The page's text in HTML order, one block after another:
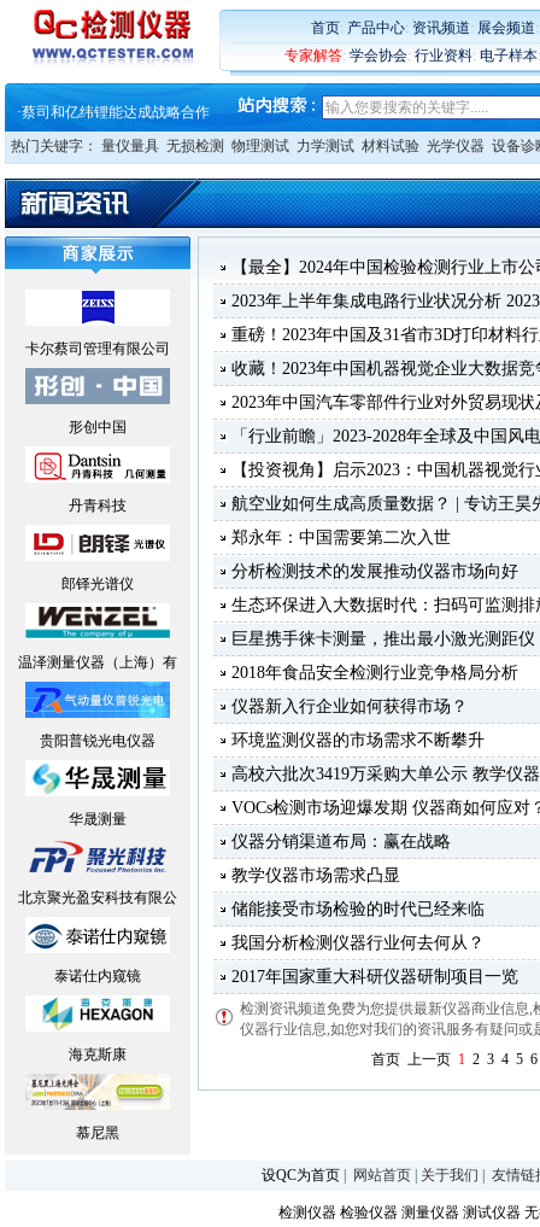
首页: 产品中心: 资讯频道: 展会频道
专家解答: 学会协会: 行业资料: 电子样本
蔡司软件 | 高效变形分析能
铸就AI服务器质量动脉 – 高
铸就AI服务器质量动脉 – 高
·ZEISS BOSELLO ADR 让内部缺
·蔡司和亿纬锂能达成战略合作
·大牌云集 买家升级 ——26
热门关键字： 量仪量具 无损检测 物理测试 力学测试 材料试验 光学仪器 设备诊
卡尔蔡司管理有限公司
形创中国
丹青科技
郎铎光谱仪
温泽测量仪器（上海）有
贵阳普锐光电仪器
华晟测量
北京聚光盈安科技有限公
泰诺仕内窥镜
海克斯康
慕尼黑
【最全】2024年中国检验检测行业上市
2023年上半年集成电路行业状况分析
重磅！2023年中国及31省市3D打印材料
收藏！2023年中国机器视觉企业大数据
2023年中国汽车零部件行业对外贸易现
「行业前瞻」2023-2028年全球及中国风
【投资视角】启示2023：中国机器视觉
航空业如何生成高质量数据？ | 专访王昊
郑永年：中国需要第二次入世
分析检测技术的发展推动仪器市场向好
生态环保进入大数据时代：扫码可监测排
巨星携手徕卡测量，推出最小激光测距仪
2018年食品安全检测行业竞争格局分析
仪器新入行企业如何获得市场？
环境监测仪器的市场需求不断攀升
高校六批次3419万采购大单公示 教学仪
VOCs检测市场迎爆发期 仪器商如何应对
仪器分销渠道布局：赢在战略
教学仪器市场需求凸显
储能接受市场检验的时代已经来临
我国分析检测仪器行业何去何从？
2017年国家重大科研仪器研制项目一览
检测资讯频道免费为您提供最新仪器商业信息,
仪器行业信息,如您对我们的资讯服务有疑问或
首页 上一页1 2 3 4 5 6
设QC为首页 网站首页 关于我们 友情链
检测仪器 检验仪器 测量仪器 测试仪器